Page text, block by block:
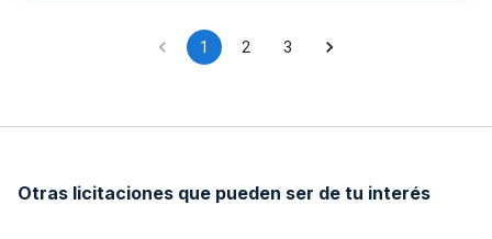
1 2 3
Otras licitaciones que pueden ser de tu interés